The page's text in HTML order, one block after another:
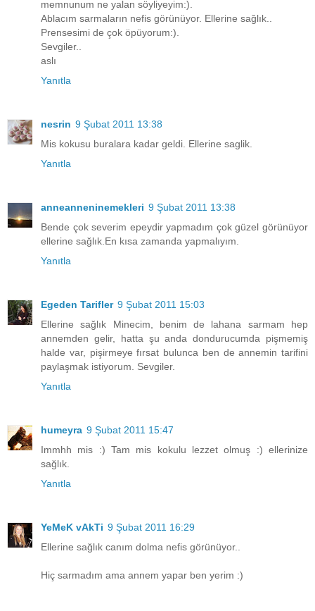
memnunum ne yalan söyliyeyim:).
Ablacım sarmaların nefis görünüyor. Ellerine sağlık..
Prensesimi de çok öpüyorum:).
Sevgiler..
aslı
Yanıtla
nesrin 9 Şubat 2011 13:38
Mis kokusu buralara kadar geldi. Ellerine saglik.
Yanıtla
anneanneninemekleri 9 Şubat 2011 13:38
Bende çok severim epeydir yapmadım çok güzel görünüyor
ellerine sağlık.En kısa zamanda yapmalıyım.
Yanıtla
Egeden Tarifler 9 Şubat 2011 15:03
Ellerine sağlık Minecim, benim de lahana sarmam hep
annemden gelir, hatta şu anda dondurucumda pişmemiş
halde var, pişirmeye fırsat bulunca ben de annemin tarifini
paylaşmak istiyorum. Sevgiler.
Yanıtla
humeyra 9 Şubat 2011 15:47
Immhh mis :) Tam mis kokulu lezzet olmuş :) ellerinize
sağlık.
Yanıtla
YeMeK vAkTi 9 Şubat 2011 16:29
Ellerine sağlık canım dolma nefis görünüyor..
Hiç sarmadım ama annem yapar ben yerim :)